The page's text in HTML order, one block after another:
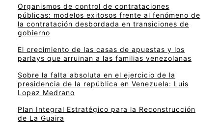
Organismos de control de contrataciones
públicas: modelos exitosos frente al fenómeno de
la contratación desbordada en transiciones de
gobierno
El crecimiento de las casas de apuestas y los
parlays que arruinan a las familias venezolanas
Sobre la falta absoluta en el ejercicio de la
presidencia de la república en Venezuela: Luis
Lopez Medrano
Plan Integral Estratégico para la Reconstrucción
de La Guaira